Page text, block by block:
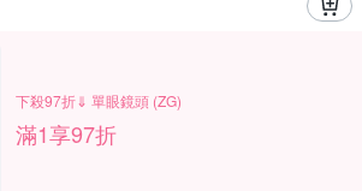
下殺97折⇓ 單眼鏡頭 (ZG)
滿1享97折